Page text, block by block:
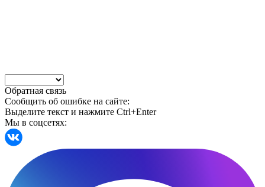
Обратная связь
Сообщить об ошибке на сайте:
Выделите текст и нажмите Ctrl+Enter
Мы в соцсетях: